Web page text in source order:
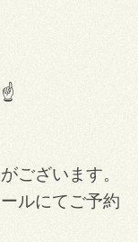
☝️
ございます。
ルにてご予約